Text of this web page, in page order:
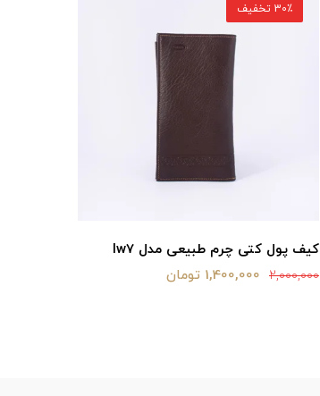
کیف پول کتی چرم طبیعی مدل lw7
2,000,000 1,400,000 تومان
30٪ تخفیف